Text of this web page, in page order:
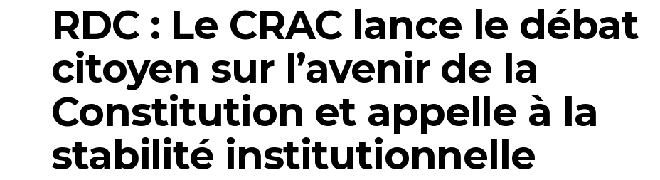
RDC : Le CRAC lance le débat
citoyen sur l’avenir de la
Constitution et appelle à la
stabilité institutionnelle